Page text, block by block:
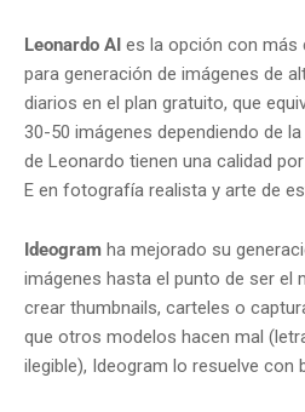
Leonardo AI es la opción con
para generación de imágenes de
diarios en el plan gratuito, que
30-50 imágenes dependiendo de
de Leonardo tienen una calidad
E en fotografía realista y arte de
Ideogram ha mejorado su
imágenes hasta el punto de ser el
crear thumbnails, carteles o
que otros modelos hacen mal
ilegible), Ideogram lo resuelve con